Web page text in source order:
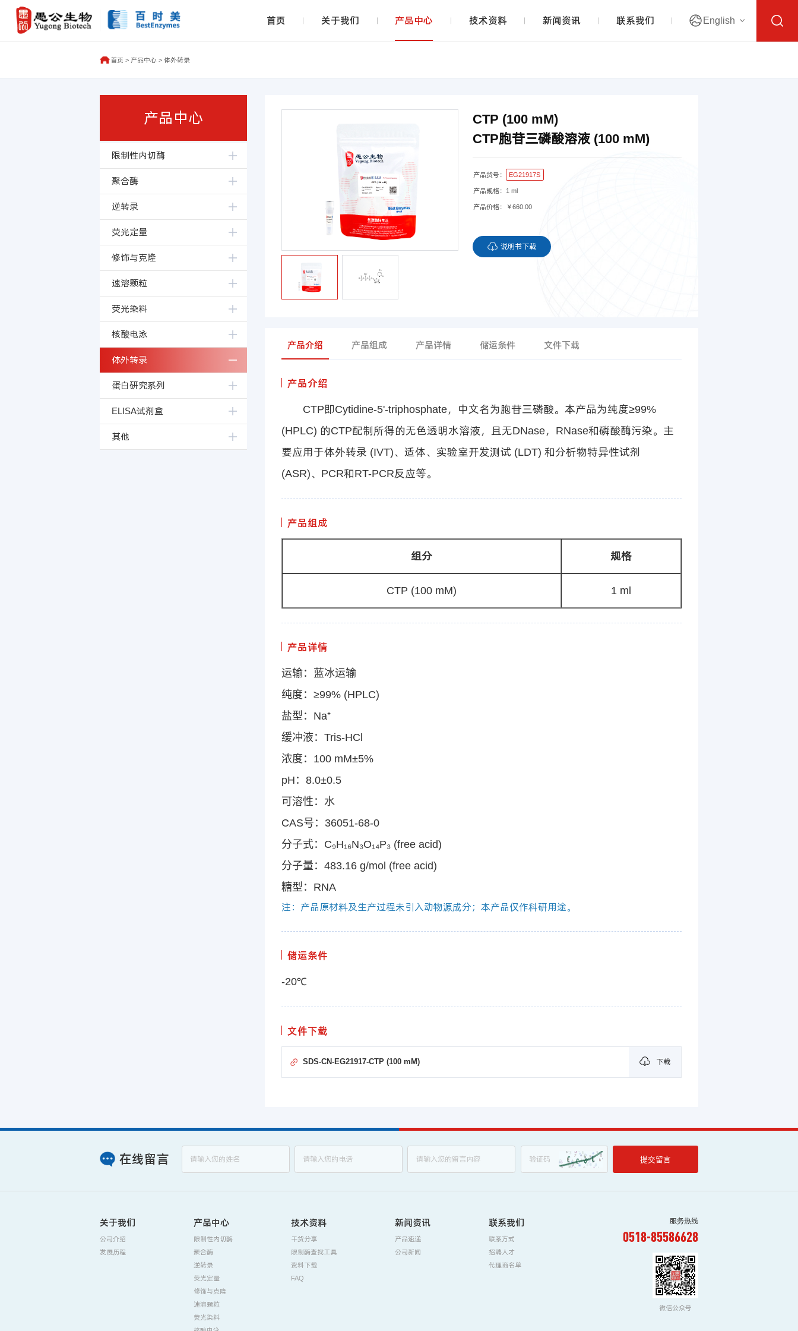
首页 关于我们 产品中心 技术资料 新闻资讯 联系我们 English
首页 > 产品中心 >体外转录
产品中心
限制性内切酶
聚合酶
逆转录
荧光定量
修饰与克隆
速溶颗粒
荧光染料
核酸电泳
体外转录
蛋白研究系列
ELISA试剂盒
其他
CTP (100 mM)
CTP胞苷三磷酸溶液 (100 mM)
产品货号： EG21917S
产品规格： 1 ml
产品价格： ￥660.00
说明书下载
产品介绍 产品组成 产品详情 储运条件 文件下载
产品介绍
CTP即Cytidine-5'-triphosphate，中文名为胞苷三磷酸。本产品为纯度≥99%
(HPLC) 的CTP配制所得的无色透明水溶液，且无DNase，RNase和磷酸酶污染。主
要应用于体外转录 (IVT)、适体、实验室开发测试 (LDT) 和分析物特异性试剂
(ASR)、PCR和RT-PCR反应等。
产品组成
组分 规格
CTP (100 mM) 1 ml
产品详情
运输：蓝冰运输
纯度：≥99% (HPLC)
盐型：Na⁺
缓冲液：Tris-HCl
浓度：100 mM±5%
pH：8.0±0.5
可溶性：水
CAS号：36051-68-0
分子式：C₉H₁₆N₃O₁₄P₃ (free acid)
分子量：483.16 g/mol (free acid)
糖型：RNA
注：产品原材料及生产过程未引入动物源成分；本产品仅作科研用途。
储运条件
-20℃
文件下载
下载
SDS-CN-EG21917-CTP (100 mM)
在线留言 提交留言
关于我们
公司介绍
发展历程
产品中心
限制性内切酶
聚合酶
逆转录
荧光定量
修饰与克隆
速溶颗粒
荧光染料
技术资料
干货分享
限制酶查找工具
资料下载
FAQ
新闻资讯
产品速递
公司新闻
联系我们
联系方式
招聘人才
代理商名单
服务热线
0518-85586628
微信公众号